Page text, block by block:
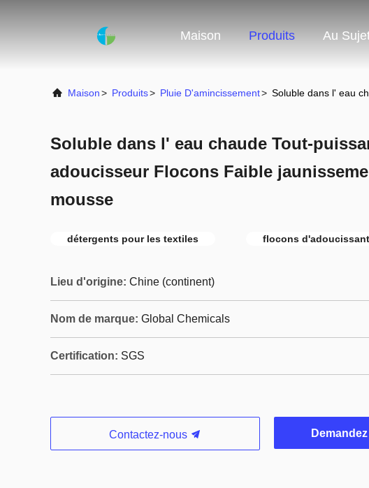
Maison Produits Au
Maison> Produits> Pluie D'amincissement> Soluble dans l' eau
Soluble dans l' eau chaude Tout-
adoucisseur Flocons Faible
mousse
détergents pour les textiles flocons d'adoucissant
Lieu d'origine: Chine (continent)
Nom de marque: Global Chemicals
Certification: SGS
Contactez-nous